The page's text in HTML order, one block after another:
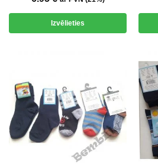
Izvēlieties